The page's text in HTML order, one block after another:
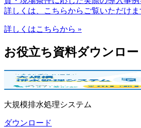
詳しくは、こちらからご覧いただけま
詳しくはこちらから »
お役立ち資料ダウンロー
⼤規模排⽔処理システム
ダウンロード